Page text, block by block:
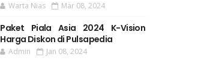
Warta Nias Mar 08, 2024
Paket Piala Asia 2024 K-Vision
Harga Diskon di Pulsapedia
Admin Jan 08, 2024